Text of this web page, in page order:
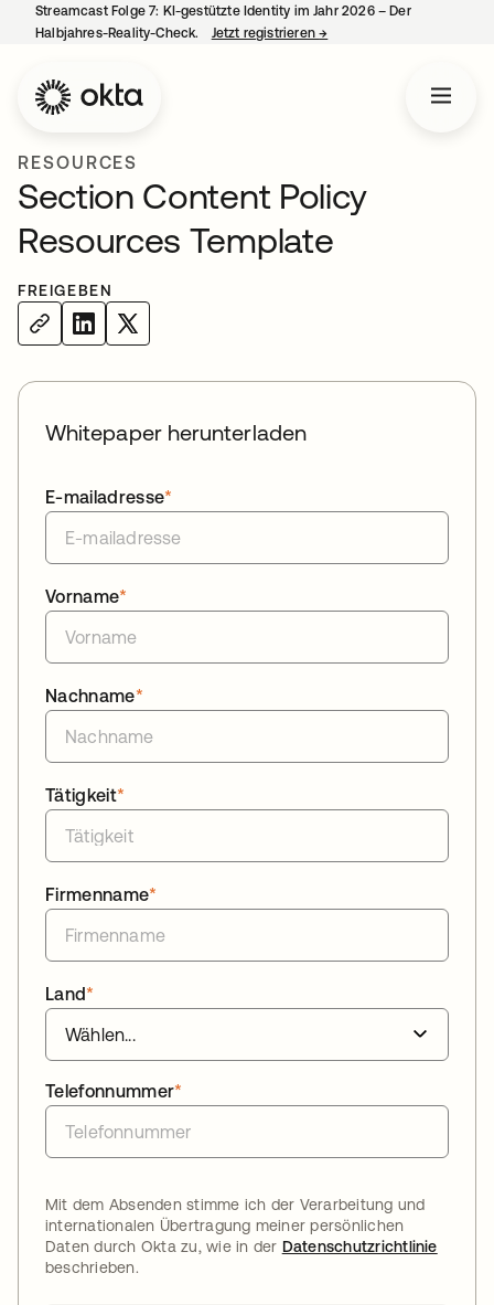
Streamcast Folge 7: KI-gestützte Identity im Jahr 2026 – Der
Halbjahres-Reality-Check.
Jetzt registrieren→
RESOURCES
Section Content Policy
Resources Template
FREIGEBEN
Whitepaper herunterladen
*
E-mailadresse
*
Vorname
*
Nachname
*
Tätigkeit
*
Firmenname
*
Land
*
Telefonnummer
Mit dem Absenden stimme ich der Verarbeitung und
internationalen Übertragung meiner persönlichen
Daten durch Okta zu, wie in der Datenschutzrichtlinie
beschrieben.